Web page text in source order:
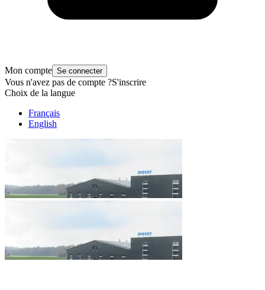
Mon compte Se connecter
Vous n'avez pas de compte ?S'inscrire
Choix de la langue
Français
English